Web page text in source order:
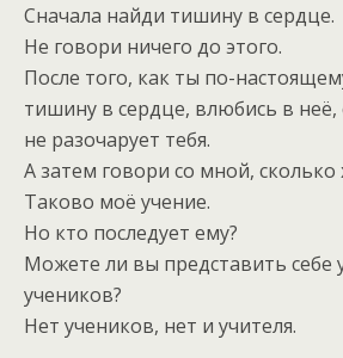
Сначала найди тишину в сердце.
Не говори ничего до этого.
После того, как ты по-
тишину в сердце, влюбись в неё,
не разочарует тебя.
А затем говори со мной, сколько
Таково моё учение.
Но кто последует ему?
Можете ли вы представить себе
учеников?
Нет учеников, нет и учителя.